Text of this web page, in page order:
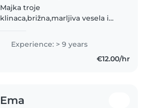
Majka troje
klinaca,brižna,marljiva vesela i
Experience: > 9 years
€12.00/hr
Ema